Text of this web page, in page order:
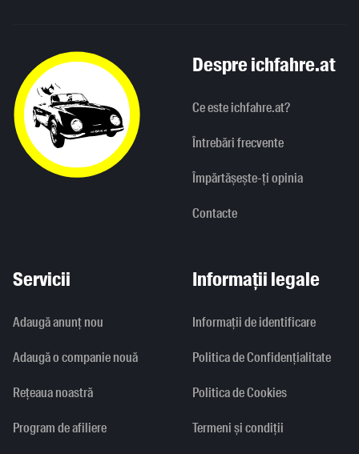
Despre ichfahre.at
Ce este ichfahre.at?
Întrebări frecvente
Împărtășește-ți opinia
Contacte
Servicii
Adaugă anunț nou
Adaugă o companie nouă
Rețeaua noastră
Program de afiliere
Informații legale
Informaţii de identificare
Politica de Confidențialitate
Politica de Cookies
Termeni și condiții